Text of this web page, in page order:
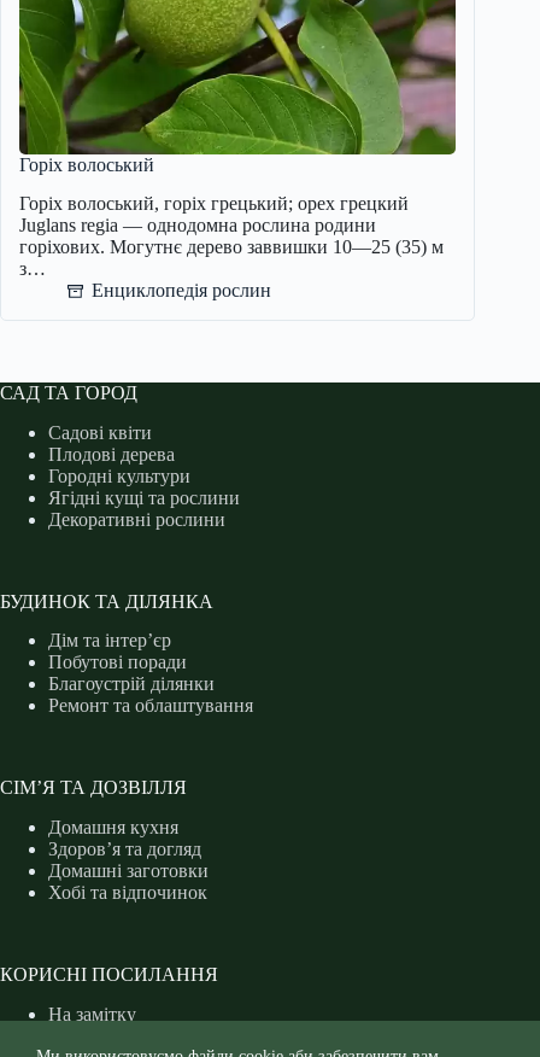
Горіх волоський
Горіх волоський, горіх грецький; орех грецкий
Juglans regia — однодомна рослина родини
горіхових. Могутнє дерево заввишки 10—25 (35) м
з…
Енциклопедія рослин
САД ТА ГОРОД
Садові квіти
Плодові дерева
Городні культури
Ягідні кущі та рослини
Декоративні рослини
БУДИНОК ТА ДІЛЯНКА
Дім та інтер’єр
Побутові поради
Благоустрій ділянки
Ремонт та облаштування
СІМ’Я ТА ДОЗВІЛЛЯ
Домашня кухня
Здоров’я та догляд
Домашні заготовки
Хобі та відпочинок
КОРИСНІ ПОСИЛАННЯ
На замітку